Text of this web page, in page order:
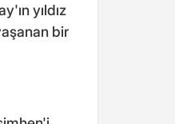
yıldız
bir